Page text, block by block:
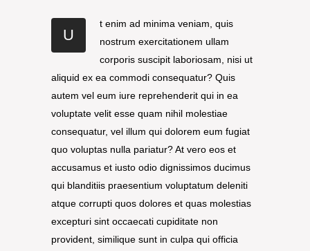
U
t enim ad minima veniam, quis
nostrum exercitationem ullam
corporis suscipit laboriosam, nisi ut
aliquid ex ea commodi consequatur? Quis
autem vel eum iure reprehenderit qui in ea
voluptate velit esse quam nihil molestiae
consequatur, vel illum qui dolorem eum fugiat
quo voluptas nulla pariatur? At vero eos et
accusamus et iusto odio dignissimos ducimus
qui blanditiis praesentium voluptatum deleniti
atque corrupti quos dolores et quas molestias
excepturi sint occaecati cupiditate non
provident, similique sunt in culpa qui officia